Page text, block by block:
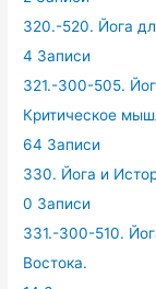
320.-520. Йога
4 Записи
321.-300-505.
Критическое
64 Записи
330. Йога и
0 Записи
331.-300-510.
Востока.